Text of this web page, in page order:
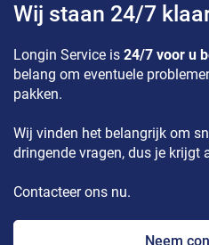
Wij staan 24/7
Longin Service is 24/7 voor u
belang om eventuele
pakken.
Wij vinden het belangrijk om
dringende vragen, dus je krijgt
Contacteer ons nu.
Neem